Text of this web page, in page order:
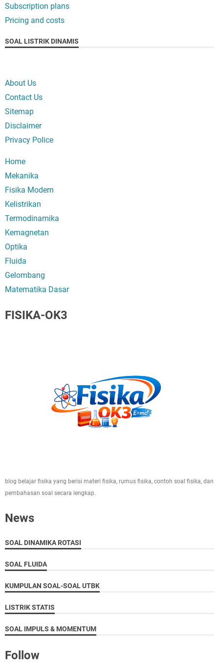
Subscription plans
Pricing and costs
SOAL LISTRIK DINAMIS
About Us
Contact Us
Sitemap
Disclaimer
Privacy Police
Home
Mekanika
Fisika Modern
Kelistrikan
Termodinamika
Kemagnetan
Optika
Fluida
Gelombang
Matematika Dasar
FISIKA-OK3
blog belajar fisika yang berisi materi fisika, rumus fisika, contoh soal fisika, dan
pembahasan soal secara lengkap.
News
SOAL DINAMIKA ROTASI
SOAL FLUIDA
KUMPULAN SOAL-SOAL UTBK
LISTRIK STATIS
SOAL IMPULS & MOMENTUM
Follow